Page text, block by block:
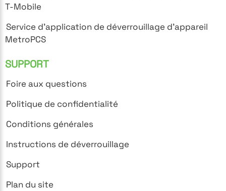
T-Mobile
Service d'application de déverrouillage d'appareil
MetroPCS
SUPPORT
Foire aux questions
Politique de confidentialité
Conditions générales
Instructions de déverrouillage
Support
Plan du site